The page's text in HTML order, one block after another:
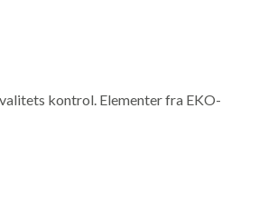
kontrol. Elementer fra EKO-